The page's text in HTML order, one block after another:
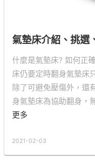
氣墊床介紹、挑選
什麼是氣墊床? 如何正
床仍要定時翻身氣墊床
除了可避免壓傷外，還
身氣墊床為協助翻身，
更多
2021-02-03